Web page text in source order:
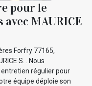
pour le
MAURICE
Forfry 77165,
S. . Nous
régulier pour
équipe déploie son